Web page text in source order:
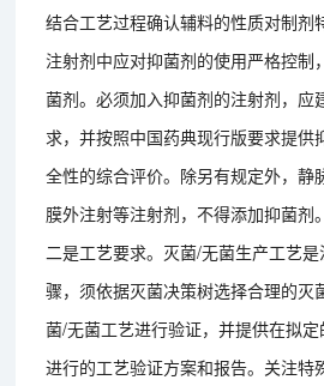
结合工艺过程确认辅料的性质对制剂
注射剂中应对抑菌剂的使用严格控制
菌剂。必须加入抑菌剂的注射剂，应
求，并按照中国药典现行版要求提供
全性的综合评价。除另有规定外，静
膜外注射等注射剂，不得添加抑菌剂。
二是工艺要求。灭菌/无菌生产工艺
骤，须依据灭菌决策树选择合理的灭
菌/无菌工艺进行验证，并提供在拟
进行的工艺验证方案和报告。关注特